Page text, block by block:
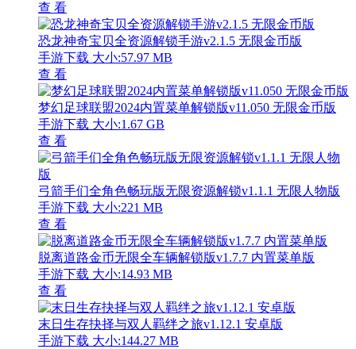
查 看
恐龙神奇宝贝全资源解锁手游v2.1.5 无限金币版
手游下载 大小:57.97 MB
查 看
梦幻足球联盟2024内置菜单解锁版v11.050 无限金币版
手游下载 大小:1.67 GB
查 看
弓箭手们全角色畅玩版无限资源解锁v1.1.1 无限人物版
手游下载 大小:221 MB
查 看
脱离道路金币无限全车辆解锁版v1.7.7 内置菜单版
手游下载 大小:14.93 MB
查 看
末日生存抉择与双人羁绊之旅v1.12.1 安卓版
手游下载 大小:144.27 MB